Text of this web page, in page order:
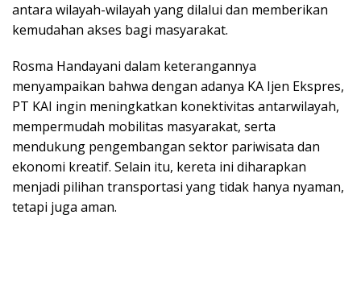
antara wilayah-wilayah yang dilalui dan memberikan
kemudahan akses bagi masyarakat.
Rosma Handayani dalam keterangannya
menyampaikan bahwa dengan adanya KA Ijen Ekspres,
PT KAI ingin meningkatkan konektivitas antarwilayah,
mempermudah mobilitas masyarakat, serta
mendukung pengembangan sektor pariwisata dan
ekonomi kreatif. Selain itu, kereta ini diharapkan
menjadi pilihan transportasi yang tidak hanya nyaman,
tetapi juga aman.